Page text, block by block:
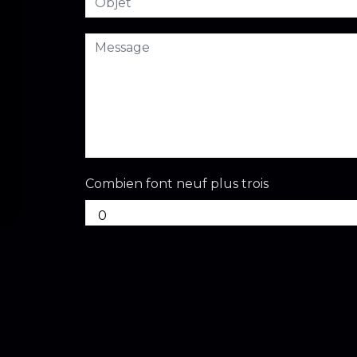
Combien font neuf plus trois